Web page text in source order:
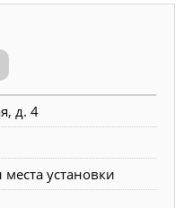
д. 4
установки